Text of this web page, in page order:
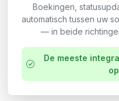
Boekingen,
automatisch tussen uw
— in beide
De meeste